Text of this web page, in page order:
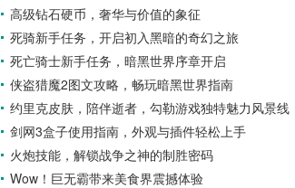
树木种类繁多，高大的乔木遮天蔽日，阳光
只能透过枝叶的缝隙...
心技能，棒球比赛中，投手投出的球速度、
轨迹各不相同，有快速直球、变化莫测的曲
线球，还有刁钻的滑球，击球手需要在极短
的时间内，准确判断球的速度、方向和落
击球手具备出色的视力和反应能力,更需要大
量的训练来培养对球...
高级钻石硬币，奢华与价值的象征
死骑新手任务，开启初入黑暗的奇幻之旅
死亡骑士新手任务，暗黑世界序章开启
侠盗猎魔2图文攻略，畅玩暗黑世界指南
约里克皮肤，陪伴逝者，勾勒游戏独特魅力风景线
剑网3盒子使用指南，外观与插件轻松上手
火炮技能，解锁战争之神的制胜密码
Wow！巨无霸带来美食界震撼体验